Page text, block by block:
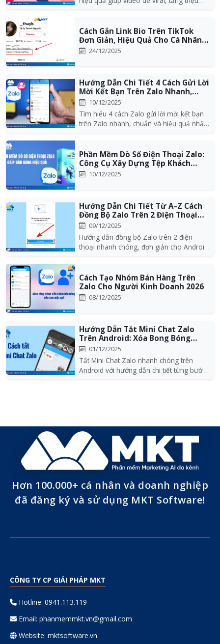
Cách Gắn Link Bio Trên TikTok
Đơn Giản, Hiệu Quả Cho Cá Nhân &
Doanh N...
24/12/2025
Hướng Dẫn Chi Tiết 4 Cách Gửi Lời
Mời Kết Bạn Trên Zalo Nhanh,
Chuẩn,...
10/12/2025
Tìm hiểu 4 cách Zalo gửi lời mời kết bạn
trên Zalo nhanh, chuẩn và hiệu quả nhất
Phần Mềm Dò Số Điện Thoại Zalo:
Công Cụ Xây Dựng Tệp Khách
Hàng Chất L...
10/12/2025
Hướng Dẫn Chi Tiết Từ A–Z Cách
Đồng Bộ Zalo Trên 2 Điện Thoại
Nhanh Ch...
09/12/2025
Hướng dẫn đồng bộ Zalo trên 2 điện
thoại nhanh chóng, đơn giản cho Android
Cách Tạo Nhóm Bán Hàng Trên
Zalo Cho Người Kinh Doanh 2026
08/12/2025
Hướng Dẫn Tắt Mini Chat Zalo
Trên Android: Xóa Bong Bóng
Chat Chỉ Tron...
01/12/2025
Tắt Mini Chat Zalo nhanh chóng trên
Android với hướng dẫn chi tiết từng bước.
Hơn 100.000+ cá nhân và doanh nghiệp
đã đăng ký và sử dụng MKT Software!
CÔNG TY CP GIẢI PHÁP MKT
Hotline: 0941.113.119
Email: phanmemmkt.vn@gmail.com
Website: mktsoftware.vn